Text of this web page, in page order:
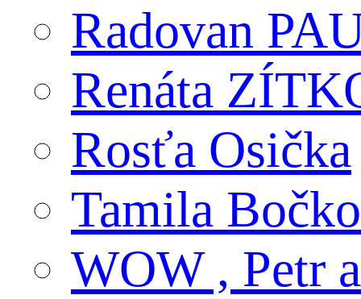
Radovan
Renáta
Rosťa Osička
Tamila
WOW , Petr